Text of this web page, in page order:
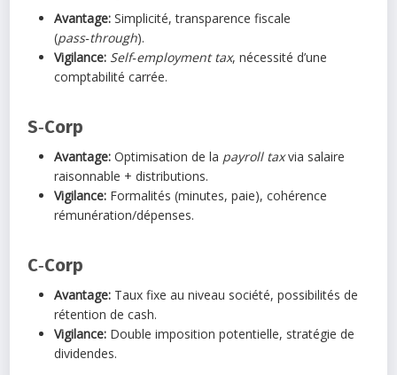
Avantage: Simplicité, transparence fiscale
(pass‑through).
Vigilance: Self‑employment tax, nécessité d’une
comptabilité carrée.
S‑Corp
Avantage: Optimisation de la payroll taxvia salaire
raisonnable + distributions.
Vigilance: Formalités (minutes, paie), cohérence
rémunération/dépenses.
C‑Corp
Avantage: Taux fixe au niveau société, possibilités de
rétention de cash.
Vigilance: Double imposition potentielle, stratégie de
dividendes.